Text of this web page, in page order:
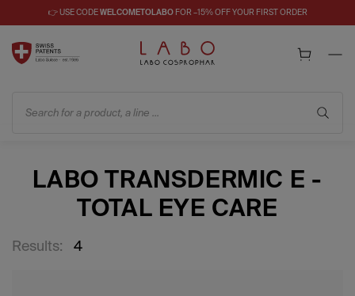
👉 USE CODEWELCOMETOLABOFOR –15% OFF YOUR FIRST ORDER
Search for a product, a line ...
LABO TRANSDERMIC E -
TOTAL EYE CARE
Results: 4